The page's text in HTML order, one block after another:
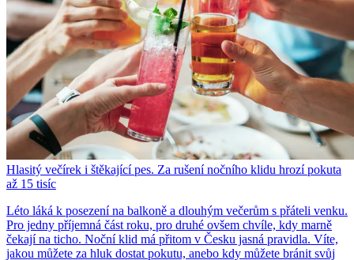
Hlasitý večírek i štěkající pes. Za rušení nočního klidu hrozí pokuta
až 15 tisíc
Léto láká k posezení na balkoně a dlouhým večerům s přáteli venku.
Pro jedny příjemná část roku, pro druhé ovšem chvíle, kdy marně
čekají na ticho. Noční klid má přitom v Česku jasná pravidla. Víte,
jakou můžete za hluk dostat pokutu, anebo kdy můžete bránit svůj